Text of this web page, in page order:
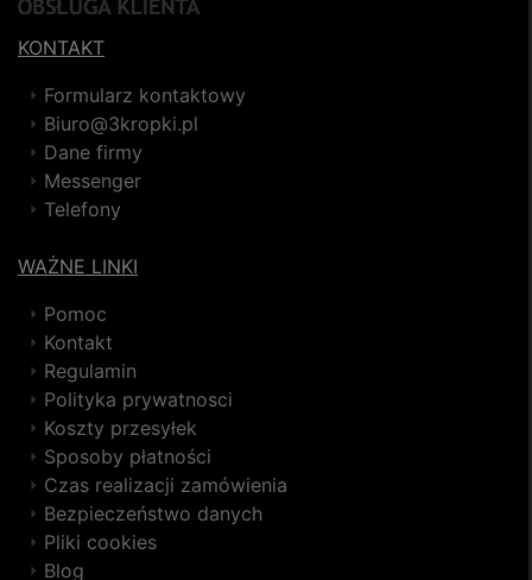
KONTAKT
Formularz kontaktowy
Biuro@3kropki.pl
Dane firmy
Messenger
Telefony
WAŻNE LINKI
Pomoc
Kontakt
Regulamin
Polityka prywatnosci
Koszty przesyłek
Sposoby płatności
Czas realizacji zamówienia
Bezpieczeństwo danych
Pliki cookies
Blog